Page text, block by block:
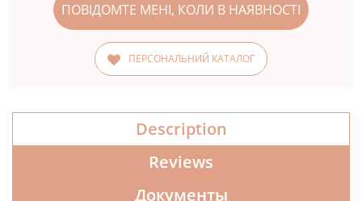
ПОВІДОМТЕ МЕНІ, КОЛИ В НАЯВНОСТІ
ПЕРСОНАЛЬНИЙ КАТАЛОГ
Description
Reviews
Документы